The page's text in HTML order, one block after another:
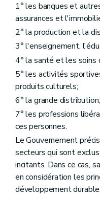
1° les banques et
assurances et
2° la production et la
3° l'enseignement,
4° la santé et les soins
5° les activités
produits culturels;
6° la grande distribution;
7° les professions
ces personnes.
Le Gouvernement
secteurs qui sont
incitants. Dans ce cas,
en considération les
développement durable.